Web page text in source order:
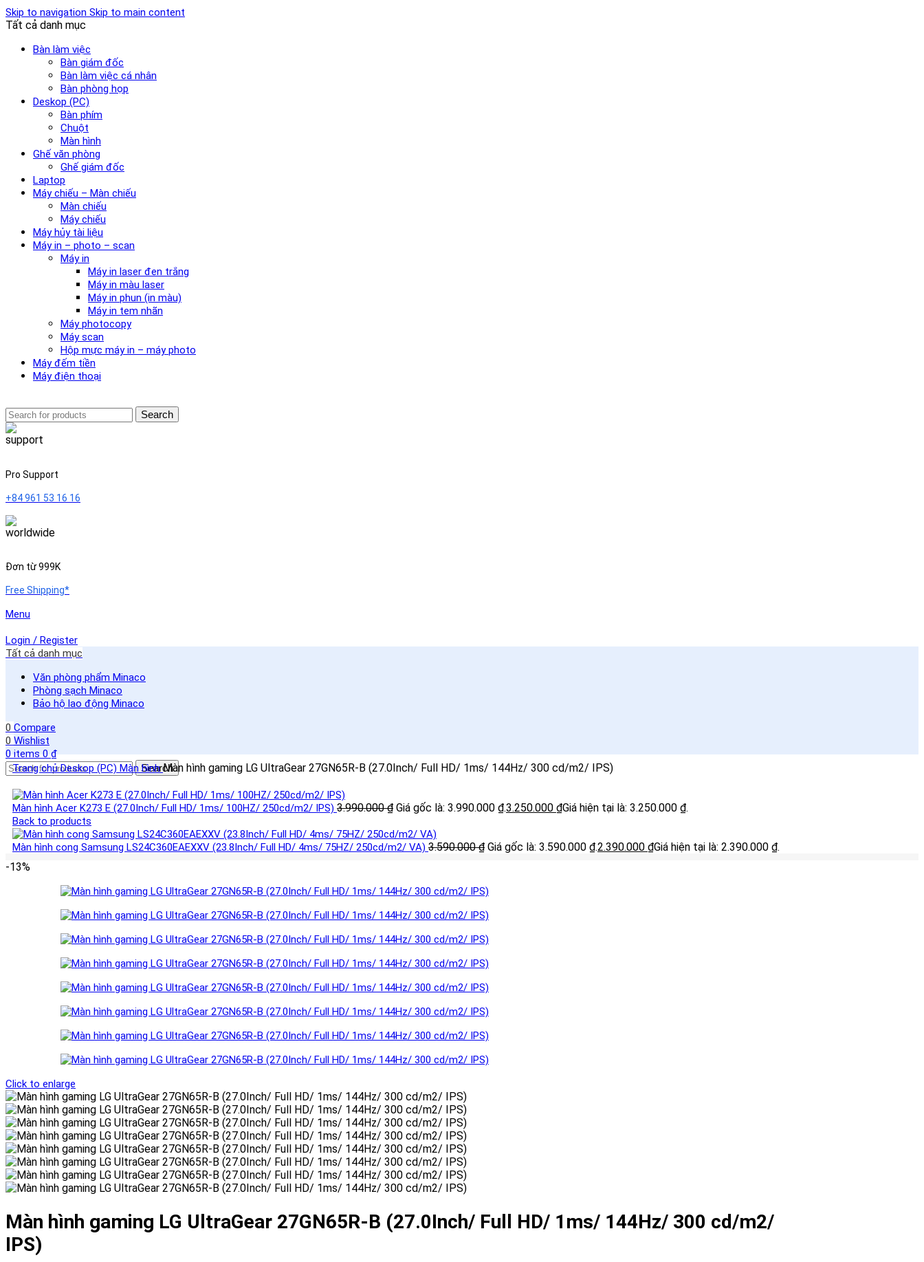
Skip to navigation Skip to main content
Tất cả danh mục
Bàn làm việc
Bàn giám đốc
Bàn làm việc cá nhân
Bàn phòng họp
Deskop (PC)
Bàn phím
Chuột
Màn hình
Ghế văn phòng
Ghế giám đốc
Laptop
Máy chiếu – Màn chiếu
Màn chiếu
Máy chiếu
Máy hủy tài liệu
Máy in – photo – scan
Máy in
Máy in laser đen trắng
Máy in màu laser
Máy in phun (in màu)
Máy in tem nhãn
Máy photocopy
Máy scan
Hộp mực máy in – máy photo
Máy đếm tiền
Máy điện thoại
Search
Pro Support
+84 961 53 16 16
Đơn từ 999K
Free Shipping*
Menu
Login / Register
Tất cả danh mục
Văn phòng phẩm Minaco
Phòng sạch Minaco
Bảo hộ lao động Minaco
0 Compare
0 Wishlist
0items 0₫
Search
Trang chủDeskop (PC) Màn hìnhMàn hình gaming LG UltraGear 27GN65R-B (27.0Inch/ Full HD/ 1ms/ 144Hz/ 300 cd/m2/ IPS)
Màn hình Acer K273 E (27.0Inch/ Full HD/ 1ms/ 100HZ/ 250cd/m2/ IPS) 3.990.000₫ Giá gốc là: 3.990.000 ₫.3.250.000 ₫Giá hiện tại là: 3.250.000 ₫.
Back to products
Màn hình cong Samsung LS24C360EAEXXV (23.8Inch/ Full HD/ 4ms/ 75HZ/ 250cd/m2/ VA) 3.590.000₫ Giá gốc là: 3.590.000 ₫.2.390.000 ₫Giá hiện tại là: 2.390.000 ₫.
-13%
Click to enlarge
Màn hình gaming LG UltraGear 27GN65R-B (27.0Inch/ Full HD/ 1ms/ 144Hz/ 300 cd/m2/
IPS)